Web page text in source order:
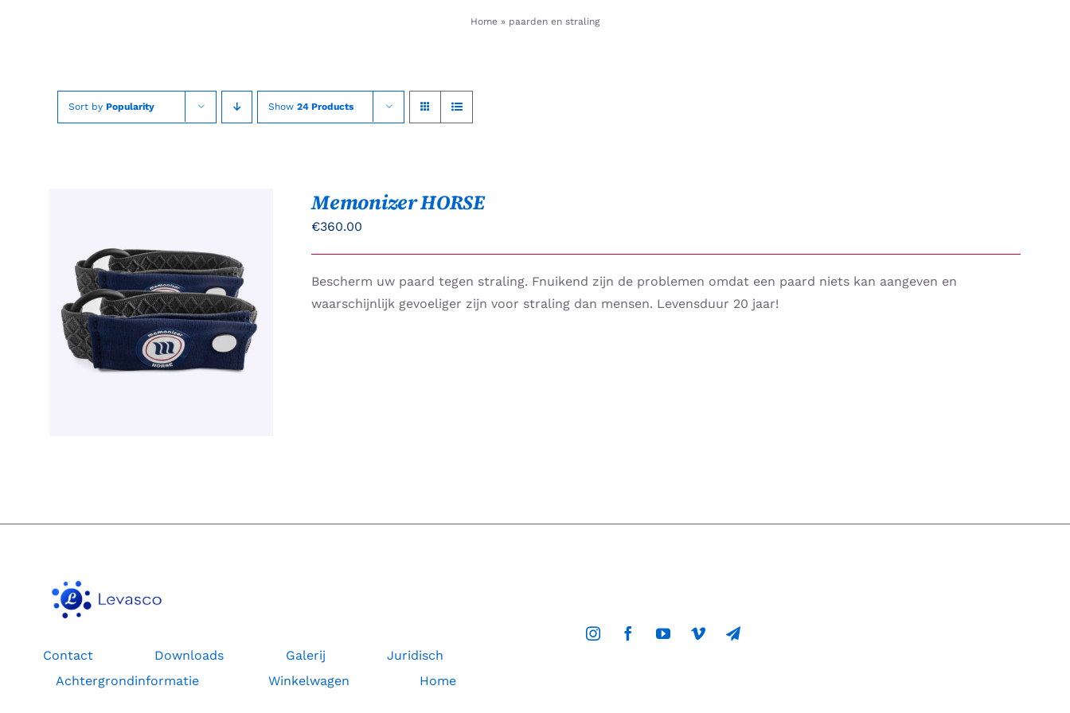
Home » paarden en straling
Sort by Popularity Show 24 Products
TOEVOEGEN AAN
WINKELWAGEN
/
QUICK
VIEW
Memonizer HORSE
€360.00
Bescherm uw paard tegen straling. Fnuikend zijn de problemen omdat een paard niets kan aangeven en
waarschijnlijk gevoeliger zijn voor straling dan mensen. Levensduur 20 jaar!
Contact Downloads Galerij
Juridisch
Achtergrondinformatie
Winkelwagen Home